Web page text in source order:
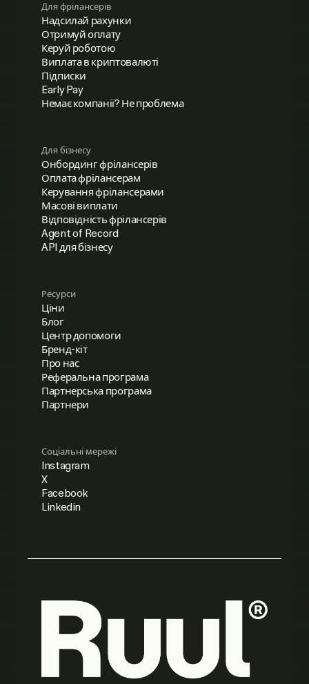
Для фрілансерів
Надсилай рахунки
Отримуй оплату
Керуй роботою
Виплата в криптовалюті
Підписки
Early Pay
Немає компанії? Не проблема
Для бізнесу
Онбординг фрілансерів
Оплата фрілансерам
Керування фрілансерами
Масові виплати
Відповідність фрілансерів
Agent of Record
API для бізнесу
Ресурси
Ціни
Блог
Центр допомоги
Бренд-кіт
Про нас
Реферальна програма
Партнерська програма
Партнери
Соціальні мережі
Instagram
X
Facebook
Linkedin